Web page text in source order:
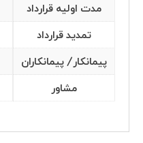
مدت اولیه قرارداد
تمدید قرارداد
پیمانکار/ پیمانکاران
مشاور
مدیران مجموعه
درباره ما